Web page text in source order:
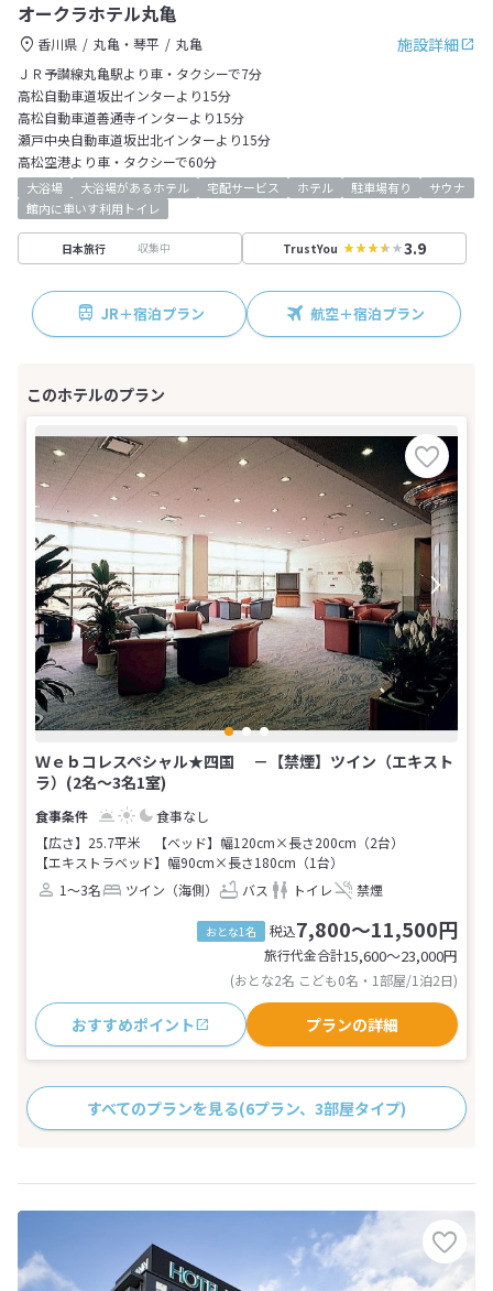
オークラホテル丸亀
施設詳細
香川県 丸亀・琴平
丸亀
ＪＲ予讃線丸亀駅より車・タクシーで7分
高松自動車道坂出インターより15分
高松自動車道善通寺インターより15分
瀬戸中央自動車道坂出北インターより15分
高松空港より車・タクシーで60分
大浴場 大浴場があるホテル 宅配サービス ホテル 駐車場有り
サウナ
館内に車いす利用トイレ
日本旅行 収集中 TrustYou 3.9
JR＋宿泊プラン 航空＋宿泊プラン
Ｗｅｂコレスペシャル★四国 －【禁煙】ツイン（エキスト
ラ）(2名～3名1室)
食事なし
【広さ】25.7平米
【ベッド】幅120cm×長さ200cm（2台）
【エキストラベッド】幅90cm×長さ180cm（1台）
1～3名
ツイン（海側） バス トイレ 禁煙
おとな1名 税込7,800～11,500円
旅行代金合計15,600〜23,000円
(おとな2名 こども0名・1部屋/1泊2日)
おすすめポイント プランの詳細
すべてのプランを見る(6プラン、3部屋タイプ)